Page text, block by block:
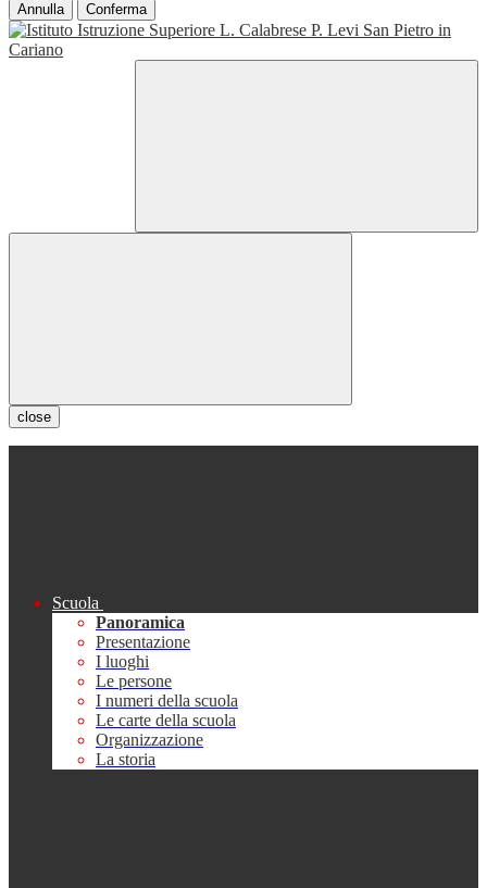
Annulla Conferma
close
Scuola
Panoramica
Presentazione
I luoghi
Le persone
I numeri della scuola
Le carte della scuola
Organizzazione
La storia